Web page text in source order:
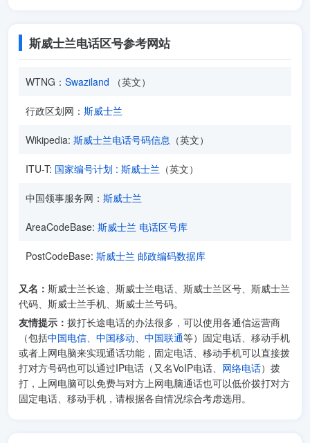
斯威士兰电话区号参考网站
WTNG： Swaziland （英文）
行政区划网： 斯威士兰
Wikipedia: 斯威士兰电话号码信息 （英文）
ITU-T: 国家编号计划 : 斯威士兰 （英文）
中国领事服务网： 斯威士兰
AreaCodeBase: 斯威士兰 电话区号库
PostCodeBase: 斯威士兰 邮政编码数据库
又名： 斯威士兰长途、斯威士兰电话、斯威士兰区号、斯威士兰
代码、斯威士兰手机、斯威士兰号码。
友情提示： 拨打长途电话的办法很多，可以使用各通信运营商
（包括中国电信、 中国移动、 中国联通等）固定电话、移动手机
或者上网电脑来实现通话功能，固定电话、移动手机可以直接拨
打对方号码也可以通过IP电话（又名VoIP电话、 网络电话）拨
打，上网电脑可以免费与对方上网电脑通话也可以低价拨打对方
固定电话、移动手机，请根据各自情况综合考虑选用。